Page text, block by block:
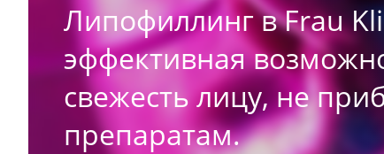
Липофиллинг в Frau
эффективная
свежесть лицу, не
препаратам.